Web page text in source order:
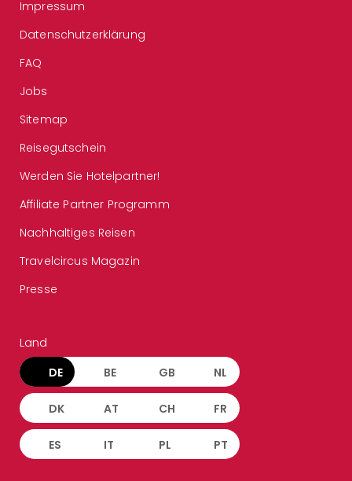
Impressum
Datenschutzerklärung
FAQ
Jobs
Sitemap
Reisegutschein
Werden Sie Hotelpartner!
Affiliate Partner Programm
Nachhaltiges Reisen
Travelcircus Magazin
Presse
Land
DE BE GB NL
DK AT CH FR
ES IT PL PT